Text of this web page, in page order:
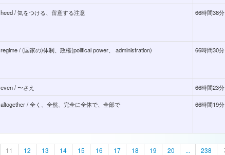
heed / 気をつける、留意する注意 66時間38分
regime / (国家の)体制、政権(political power、 administration) 66時間30分
even / 〜さえ 66時間23分
altogether / 全く、全然、完全に全体で、全部で 66時間19分
11 12 13 14 15 16 17 18 19 20 ... 238